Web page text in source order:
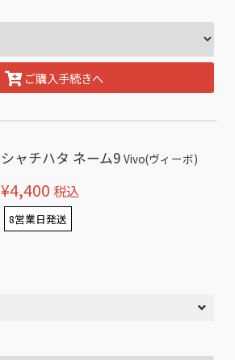
ご購入手続きへ
シャチハタ ネーム9Vivo(ヴィーボ)
¥4,400 税込
8営業日発送